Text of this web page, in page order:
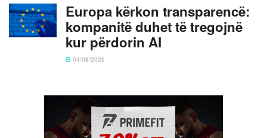
Europa kërkon transparencë:
kompanitë duhet të tregojnë
kur përdorin AI
04/08/2026